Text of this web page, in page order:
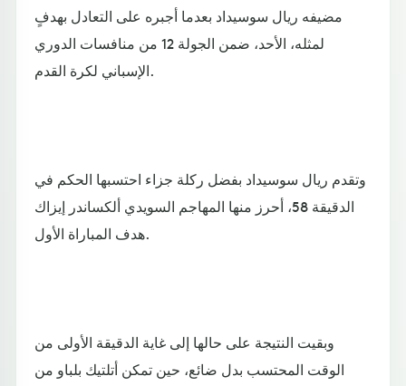
مضيفه ريال سوسيداد بعدما أجبره على التعادل بهدفٍ
لمثله، الأحد، ضمن الجولة 12 من منافسات الدوري
الإسباني لكرة القدم.
وتقدم ريال سوسيداد بفضل ركلة جزاء احتسبها الحكم في
الدقيقة 58، أحرز منها المهاجم السويدي ألكساندر إيزاك
هدف المباراة الأول.
وبقيت النتيجة على حالها إلى غاية الدقيقة الأولى من
الوقت المحتسب بدل ضائع، حين تمكن أتلتيك بلباو من